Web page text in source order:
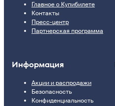
Главное о Купибилете
Контакты
Пресс-центр
Партнерская программа
Информация
Акции и распродажи
Безопасность
Конфиденциальность